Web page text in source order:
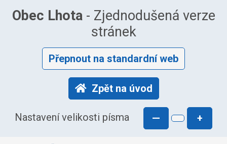
Obec Lhota- Zjednodušená verze
stránek
Přepnout na standardní web
Zpět na úvod
Nastavení velikosti písma — +